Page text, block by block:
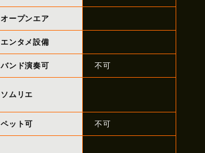
オープンエア
エンタメ設備
バンド演奏可 不可
ソムリエ
ペット可 不可